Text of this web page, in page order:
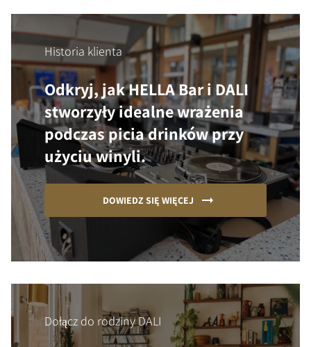
Historia klienta
Odkryj, jak HELLA Bar i DALI
stworzyły idealne wrażenia
podczas picia drinków przy
użyciu winyli.
DOWIEDZ SIĘ WIĘCEJ
Dołącz do rodziny DALI